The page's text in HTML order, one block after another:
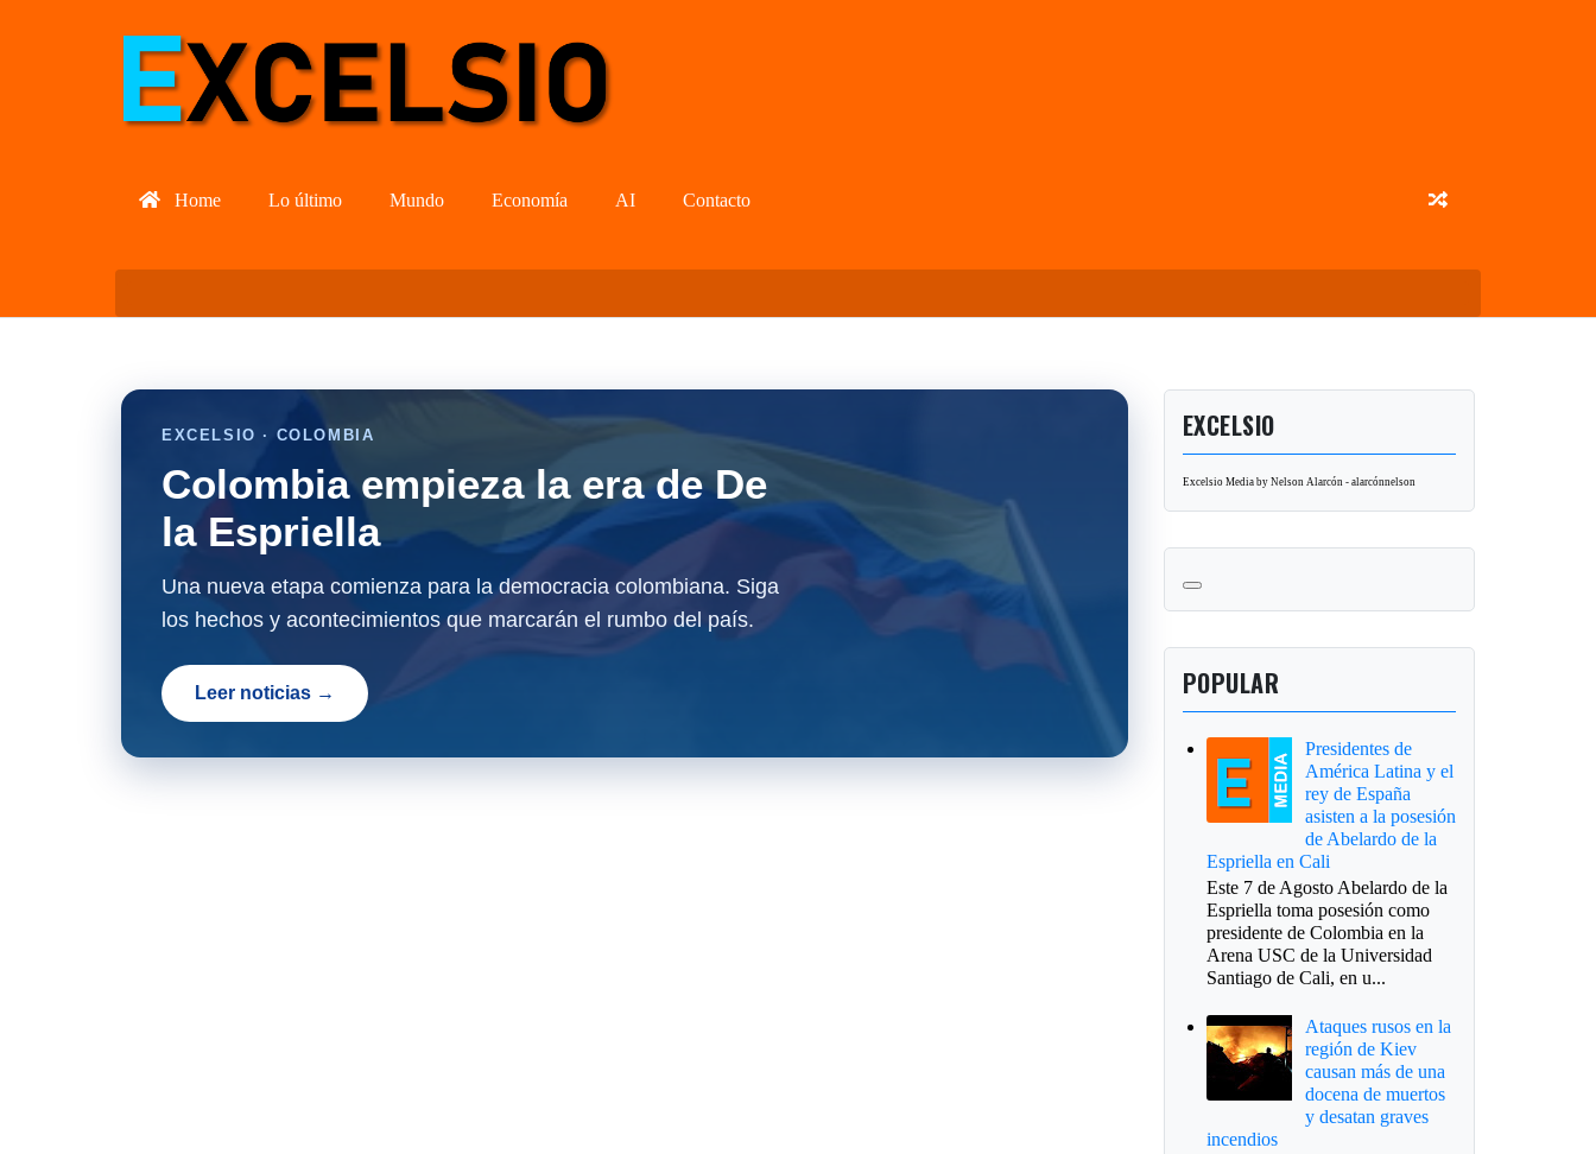
Home Lo último Mundo Economía AI Contacto
EXCELSIO · COLOMBIA
Colombia empieza la era de De
la Espriella
Una nueva etapa comienza para la democracia colombiana. Siga
los hechos y acontecimientos que marcarán el rumbo del país.
Leer noticias →
EXCELSIO
Excelsio Media by Nelson Alarcón - alarcónnelson
POPULAR
Presidentes de
América Latina y el
rey de España
asisten a la posesión
de Abelardo de la
Espriella en Cali
Este 7 de Agosto Abelardo de la
Espriella toma posesión como
presidente de Colombia en la
Arena USC de la Universidad
Santiago de Cali, en u...
Ataques rusos en la
región de Kiev
causan más de una
docena de muertos
y desatan graves
incendios